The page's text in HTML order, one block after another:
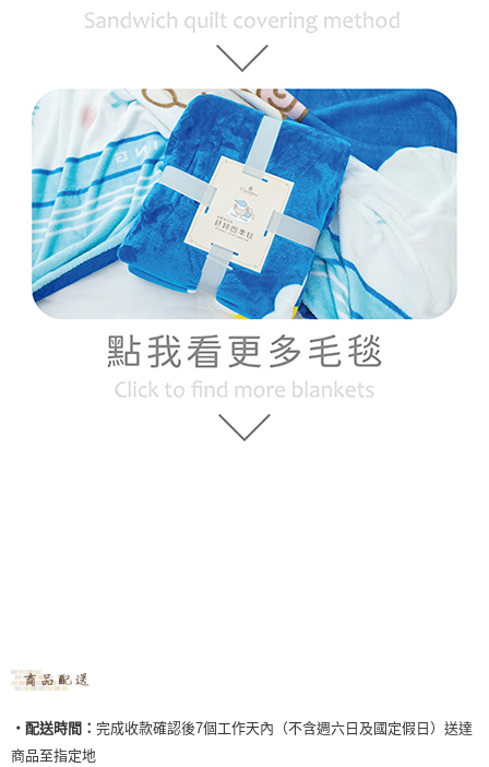
‧ 配送時間： 完成收款確認後7個工作天內（不含週六日及國定假日）送達
商品至指定地